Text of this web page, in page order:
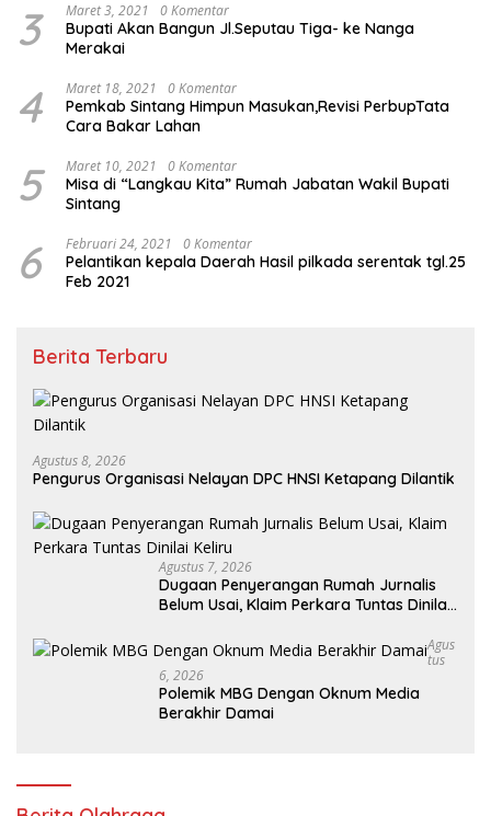
3 Maret 3, 2021 0 Komentar
Bupati Akan Bangun Jl.Seputau Tiga- ke Nanga
Merakai
4 Maret 18, 2021 0 Komentar
Pemkab Sintang Himpun Masukan,Revisi PerbupTata
Cara Bakar Lahan
5 Maret 10, 2021 0 Komentar
Misa di “Langkau Kita” Rumah Jabatan Wakil Bupati
Sintang
6 Februari 24, 2021 0 Komentar
Pelantikan kepala Daerah Hasil pilkada serentak tgl.25
Feb 2021
Berita Terbaru
Agustus 8, 2026
Pengurus Organisasi Nelayan DPC HNSI Ketapang Dilantik
Agustus 7, 2026
Dugaan Penyerangan Rumah Jurnalis
Belum Usai, Klaim Perkara Tuntas Dinilai
Agus
Tus
6, 2026
Polemik MBG Dengan Oknum Media
Berakhir Damai